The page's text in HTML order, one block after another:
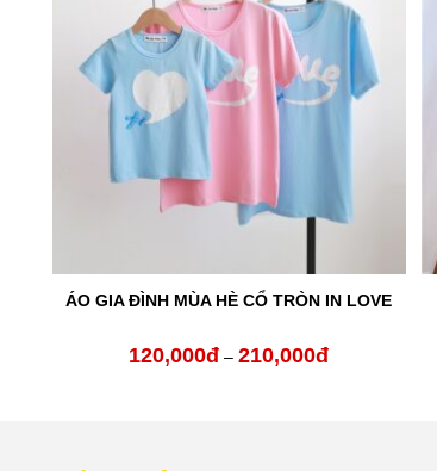
ÁO GIA ĐÌNH MÙA HÈ CỔ TRÒN IN LOVE
120,000đ – 210,000đKhoảng